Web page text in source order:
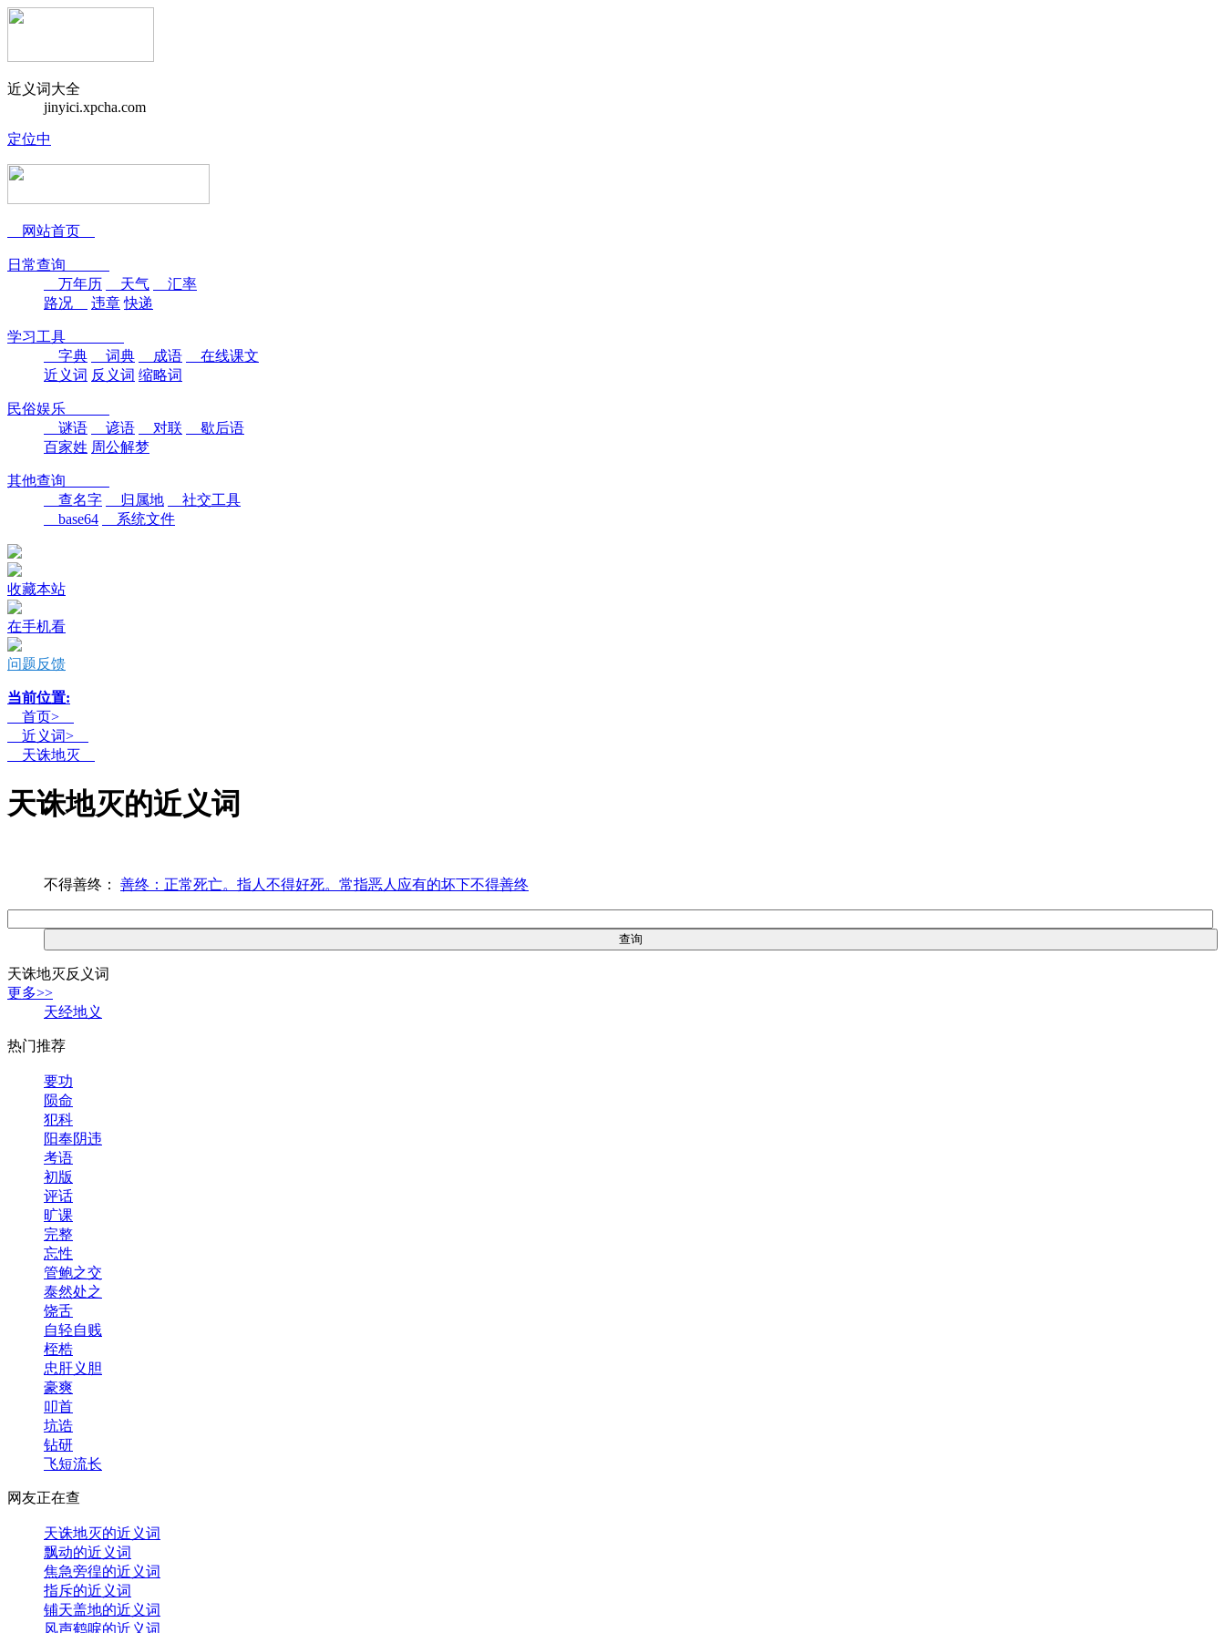
近义词大全
jinyici.xpcha.com
定位中
网站首页
日常查询
万年历
天气
汇率
路况
违章 快递
学习工具
字典
词典 成语
在线课文
近义词 反义词 缩略词
民俗娱乐
谜语
谚语 对联
歇后语
百家姓 周公解梦
其他查询
查名字
归属地
社交工具
base64
系统文件
收藏本站
在手机看
问题反馈
当前位置:
首页>
近义词>
天诛地灭
天诛地灭的近义词
不得善终： 善终：正常死亡。指人不得好死。常指恶人应有的坏下不得善终
天诛地灭反义词
更多>>
天经地义
热门推荐
要功
陨命
犯科
阳奉阴违
考语
初版
评话
旷课
完整
忘性
管鲍之交
泰然处之
饶舌
自轻自贱
桎梏
忠肝义胆
豪爽
叩首
坑诰
钻研
飞短流长
网友正在查
天诛地灭的近义词
飘动的近义词
焦急旁徨的近义词
指斥的近义词
铺天盖地的近义词
风声鹤唳的近义词